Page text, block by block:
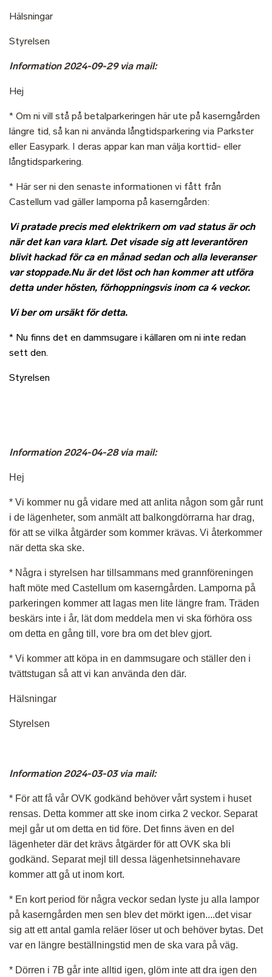
Hälsningar
Styrelsen
Information 2024-09-29 via mail:
Hej
* Om ni vill stå på betalparkeringen här ute på kaserngården
längre tid, så kan ni använda långtidsparkering via Parkster
eller Easypark. I deras appar kan man välja korttid- eller
långtidsparkering.
* Här ser ni den senaste informationen vi fått från
Castellum vad gäller lamporna på kaserngården:
Vi pratade precis med elektrikern om vad status är och
när det kan vara klart. Det visade sig att leverantören
blivit hackad för ca en månad sedan och alla leveranser
var stoppade.Nu är det löst och han kommer att utföra
detta under hösten, förhoppningsvis inom ca 4 veckor.
Vi ber om ursäkt för detta.
* Nu finns det en dammsugare i källaren om ni inte redan
sett den.
Styrelsen
Information 2024-04-28 via mail:
Hej
* Vi kommer nu gå vidare med att anlita någon som går runt
i de lägenheter, som anmält att balkongdörrarna har drag,
för att se vilka åtgärder som kommer krävas. Vi återkommer
när detta ska ske.
* Några i styrelsen har tillsammans med grannföreningen
haft möte med Castellum om kaserngården. Lamporna på
parkeringen kommer att lagas men lite längre fram. Träden
beskärs inte i år, lät dom meddela men vi ska förhöra oss
om detta en gång till, vore bra om det blev gjort.
* Vi kommer att köpa in en dammsugare och ställer den i
tvättstugan så att vi kan använda den där.
Hälsningar
Styrelsen
Information 2024-03-03 via mail:
* För att få vår OVK godkänd behöver vårt system i huset
rensas. Detta kommer att ske inom cirka 2 veckor. Separat
mejl går ut om detta en tid före. Det finns även en del
lägenheter där det krävs åtgärder för att OVK ska bli
godkänd. Separat mejl till dessa lägenhetsinnehavare
kommer att gå ut inom kort.
* En kort period för några veckor sedan lyste ju alla lampor
på kaserngården men sen blev det mörkt igen....det visar
sig att ett antal gamla reläer löser ut och behöver bytas. Det
var en längre beställningstid men de ska vara på väg.
* Dörren i 7B går inte alltid igen, glöm inte att dra igen den